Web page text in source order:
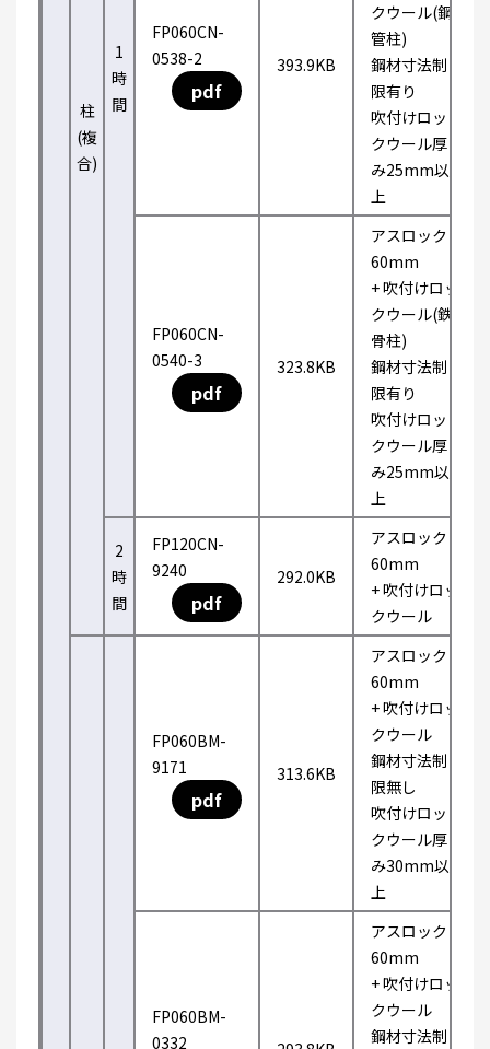
柱
(複
合)
1
時
間
FP060CN-
0538-2
pdf
393.9KB
クウール(鋼
管柱)
鋼材寸法制
限有り
吹付けロッ
クウール厚
み25mm以
上
FP060CN-
0540-3
pdf
323.8KB
アスロック
60mm
+ 吹付けロッ
クウール(鉄
骨柱)
鋼材寸法制
限有り
吹付けロッ
クウール厚
み25mm以
上
2
時
間
FP120CN-
9240
pdf
292.0KB
アスロック
60mm
+ 吹付けロッ
クウール
FP060BM-
9171
pdf
313.6KB
アスロック
60mm
+ 吹付けロッ
クウール
鋼材寸法制
限無し
吹付けロッ
クウール厚
み30mm以
上
FP060BM-
0332
アスロック
60mm
+ 吹付けロッ
クウール
鋼材寸法制